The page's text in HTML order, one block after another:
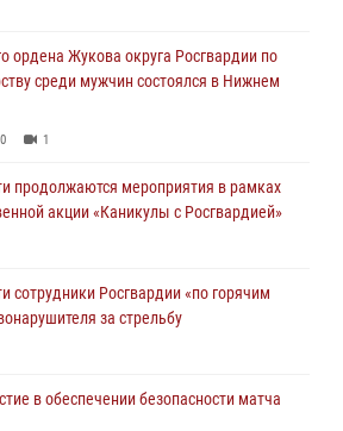
за прошедшую неделю выезжали
серию краж в Нижнем Новгороде
ордена Жукова округа Росгвардии по
среди мужчин состоялся в Нижнем
1
продолжаются мероприятия в рамках
акции «Каникулы с Росгвардией»
сотрудники Росгвардии «по горячим
за стрельбу
в обеспечении безопасности матча